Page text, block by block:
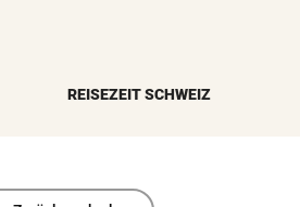
REISEZEIT SCHWEIZ